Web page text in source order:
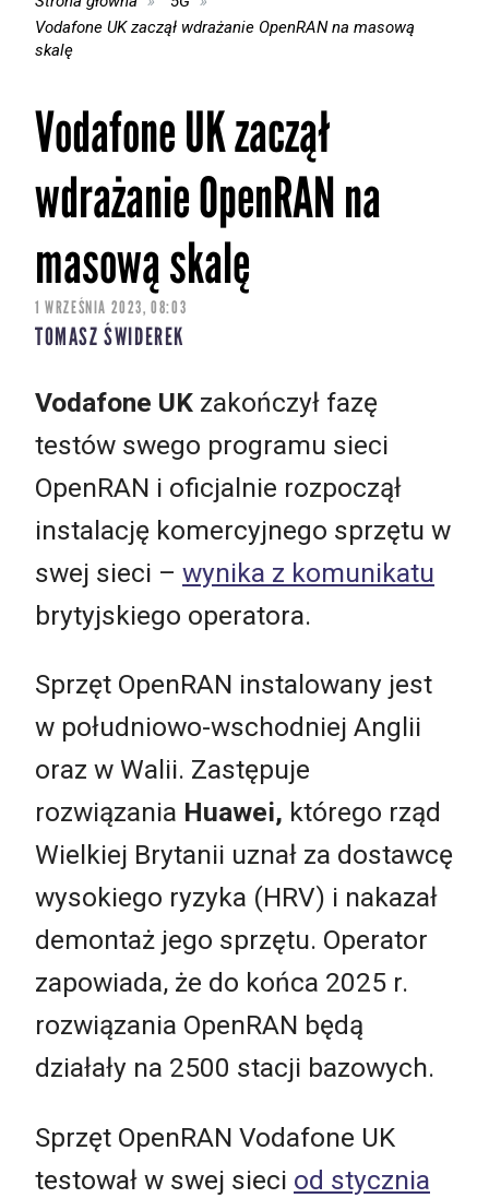
Vodafone UK zaczął wdrażanie OpenRAN na masową
skalę
Vodafone UK zaczął
wdrażanie OpenRAN na
masową skalę
1 WRZEŚNIA 2023, 08:03
TOMASZ ŚWIDEREK
Vodafone UK zakończył fazę
testów swego programu sieci
OpenRAN i oficjalnie rozpoczął
instalację komercyjnego sprzętu w
swej sieci – wynika z komunikatu
brytyjskiego operatora.
Sprzęt OpenRAN instalowany jest
w południowo-wschodniej Anglii
oraz w Walii. Zastępuje
rozwiązania Huawei, którego rząd
Wielkiej Brytanii uznał za dostawcę
wysokiego ryzyka (HRV) i nakazał
demontaż jego sprzętu. Operator
zapowiada, że do końca 2025 r.
rozwiązania OpenRAN będą
działały na 2500 stacji bazowych.
Sprzęt OpenRAN Vodafone UK
testował w swej sieci od stycznia